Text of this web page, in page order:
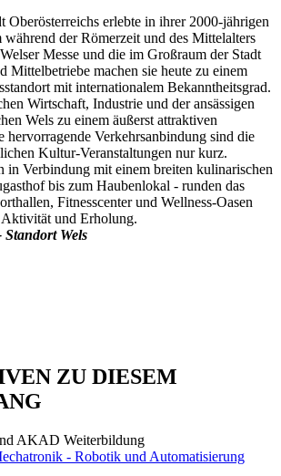
Oberösterreichs erlebte in ihrer 2000-jährigen
der Römerzeit und des Mittelalters
Messe und die im Großraum der Stadt
Mittelbetriebe machen sie heute zu einem
mit internationalem Bekanntheitsgrad.
Wirtschaft, Industrie und der ansässigen
Wels zu einem äußerst attraktiven
hervorragende Verkehrsanbindung sind die
Kultur-Veranstaltungen nur kurz.
in Verbindung mit einem breiten kulinarischen
bis zum Haubenlokal - runden das
Fitnesscenter und Wellness-Oasen
und Erholung.
Wels
ZU DIESEM
AKAD Weiterbildung
- Robotik und Automatisierung